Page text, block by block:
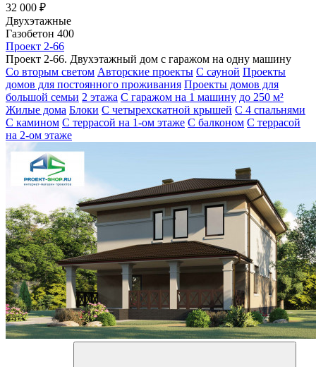
32 000 ₽
Двухэтажные
Газобетон 400
Проект 2-66
Проект 2-66. Двухэтажный дом с гаражом на одну машину
Со вторым светом Авторские проекты С сауной Проекты
домов для постоянного проживания Проекты домов для
большой семьи 2 этажа С гаражом на 1 машину до 250 м²
Жилые дома Блоки С четырехскатной крышей С 4 спальнями
С камином С террасой на 1-ом этаже С балконом С террасой
на 2-ом этаже